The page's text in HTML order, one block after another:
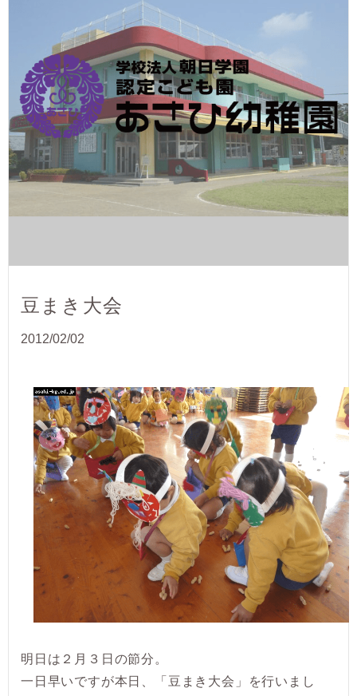
豆まき大会
2012/02/02
明日は２月３日の節分。
一日早いですが本日、「豆まき大会」を行いまし